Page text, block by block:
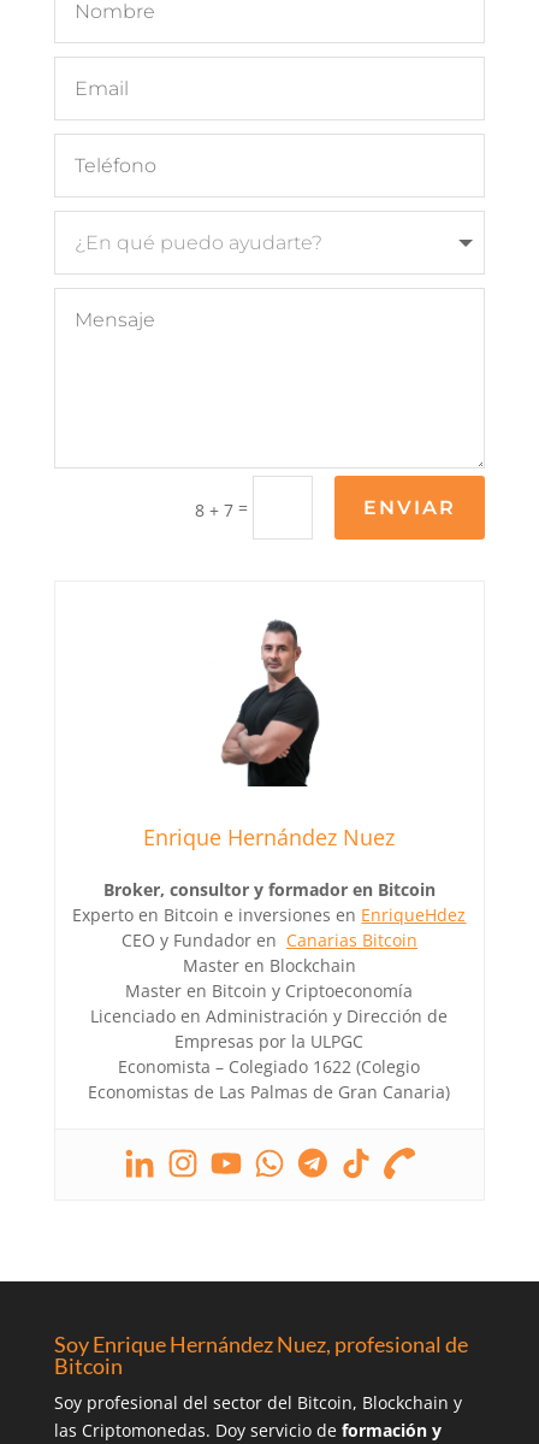
8 + 7 = ENVIAR
Enrique Hernández Nuez
Broker, consultor y formador en Bitcoin
Experto en Bitcoin e inversiones en EnriqueHdez
CEO y Fundador en Canarias Bitcoin
Master en Blockchain
Master en Bitcoin y Criptoeconomía
Licenciado en Administración y Dirección de
Empresas por la ULPGC
Economista – Colegiado 1622 (Colegio
Economistas de Las Palmas de Gran Canaria)
Soy Enrique Hernández Nuez, profesional de
Bitcoin
Soy profesional del sector del Bitcoin, Blockchain y
las Criptomonedas. Doy servicio de formación y